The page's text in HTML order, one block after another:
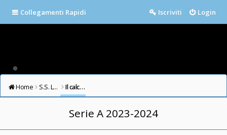
Collegamenti Rapidi Login
Iscriviti
Home S.S. LAZIO FORUM Il calcio in testa
Serie A 2023-2024